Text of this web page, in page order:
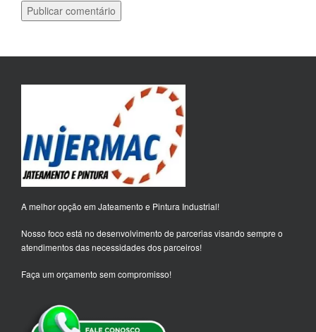
A melhor opção em Jateamento e Pintura Industrial!
Nosso foco está no desenvolvimento de parcerias visando sempre o
atendimentos das necessidades dos parceiros!
Faça um orçamento sem compromisso!